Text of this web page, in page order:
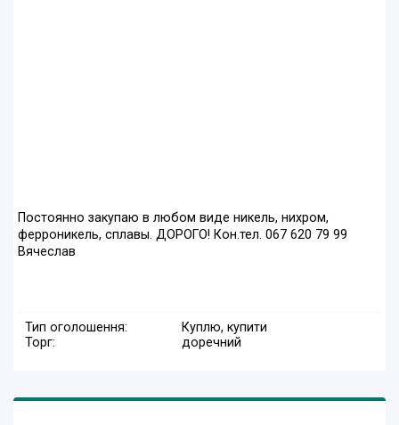
Постоянно закупаю в любом виде никель, нихром,
ферроникель, сплавы. ДОРОГО! Кон.тел. 067 620 79 99
Вячеслав
Тип оголошення:
Куплю, купити
Торг:
доречний